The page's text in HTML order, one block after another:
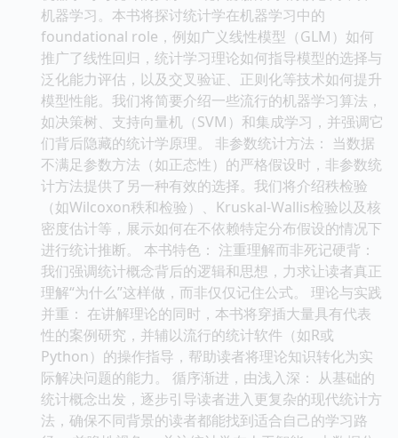
机器学习。本书将探讨统计学在机器学习中的
foundational role，例如广义线性模型（GLM）如何
推广了线性回归，统计学习理论如何指导模型的选择与
泛化能力评估，以及交叉验证、正则化等技术如何提升
模型性能。我们将简要介绍一些流行的机器学习算法，
如决策树、支持向量机（SVM）和集成学习，并强调它
们背后隐藏的统计学原理。 非参数统计方法： 当数据
不满足参数方法（如正态性）的严格假设时，非参数统
计方法提供了另一种有效的选择。我们将介绍秩检验
（如Wilcoxon秩和检验）、Kruskal-Wallis检验以及核
密度估计等，展示如何在不依赖特定分布假设的情况下
进行统计推断。 本书特色： 注重理解而非死记硬背：
我们强调统计概念背后的逻辑和思想，力求让读者真正
理解“为什么”这样做，而非仅仅记住公式。 理论与实践
并重： 在讲解理论的同时，本书将穿插大量具有代表
性的案例研究，并辅以流行的统计软件（如R或
Python）的操作指导，帮助读者将理论知识转化为实
际解决问题的能力。 循序渐进，由浅入深： 从基础的
统计概念出发，逐步引导读者进入更复杂的现代统计方
法，确保不同背景的读者都能找到适合自己的学习路